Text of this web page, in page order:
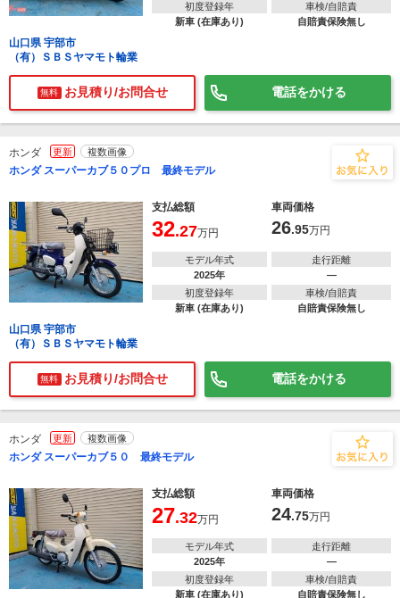
初度登録年
新車 (在庫あり)
車検/自賠責
自賠責保険無し
山口県 宇部市
（有）ＳＢＳヤマモト輪業
無料 お見積り/お問合せ 電話をかける
ホンダ 更新 複数画像
ホンダ スーパーカブ５０プロ 最終モデル
支払総額 車両価格
32.27万円 26.95万円
モデル年式
2025年
走行距離
―
初度登録年
新車 (在庫あり)
車検/自賠責
自賠責保険無し
山口県 宇部市
（有）ＳＢＳヤマモト輪業
無料 お見積り/お問合せ 電話をかける
ホンダ 更新 複数画像
ホンダ スーパーカブ５０ 最終モデル
支払総額 車両価格
27.32万円 24.75万円
モデル年式
2025年
走行距離
―
初度登録年
新車 (在庫あり)
車検/自賠責
自賠責保険無し